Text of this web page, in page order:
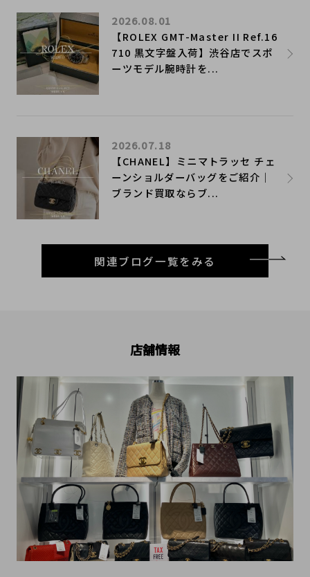
【ROLEX GMT-Master II Ref.16
710 黒文字盤入荷】渋谷店でスポ
ーツモデル腕時計を...
2026.08.01
【CHANEL】ミニマトラッセ チェ
ーンショルダーバッグをご紹介｜
ブランド買取ならブ...
2026.07.18
関連ブログ一覧をみる
店舗情報